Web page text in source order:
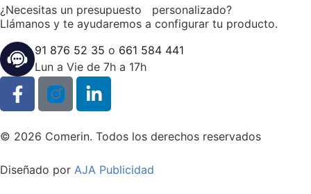
¿Necesitas un presupuesto personalizado?
Llámanos y te ayudaremos a configurar tu producto.
91 876 52 35 o 661 584 441
Lun a Vie de 7h a 17h
© 2026 Comerin. Todos los derechos reservados
Diseñado por AJA Publicidad